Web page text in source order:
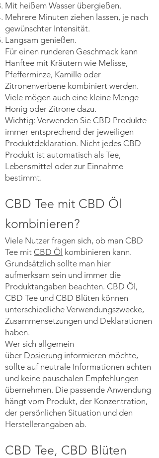
Mit heißem Wasser übergießen.
Mehrere Minuten ziehen lassen, je nach
gewünschter Intensität.
Langsam genießen.
Für einen runderen Geschmack kann
Hanftee mit Kräutern wie Melisse,
Pfefferminze, Kamille oder
Zitronenverbene kombiniert werden.
Viele mögen auch eine kleine Menge
Honig oder Zitrone dazu.
Wichtig: Verwenden Sie CBD Produkte
immer entsprechend der jeweiligen
Produktdeklaration. Nicht jedes CBD
Produkt ist automatisch als Tee,
Lebensmittel oder zur Einnahme
bestimmt.
CBD Tee mit CBD Öl
kombinieren?
Viele Nutzer fragen sich, ob man CBD
Tee mit CBD Öl kombinieren kann.
Grundsätzlich sollte man hier
aufmerksam sein und immer die
Produktangaben beachten. CBD Öl,
CBD Tee und CBD Blüten können
unterschiedliche Verwendungszwecke,
Zusammensetzungen und Deklarationen
haben.
Wer sich allgemein
über Dosierung informieren möchte,
sollte auf neutrale Informationen achten
und keine pauschalen Empfehlungen
übernehmen. Die passende Anwendung
hängt vom Produkt, der Konzentration,
der persönlichen Situation und den
Herstellerangaben ab.
CBD Tee, CBD Blüten